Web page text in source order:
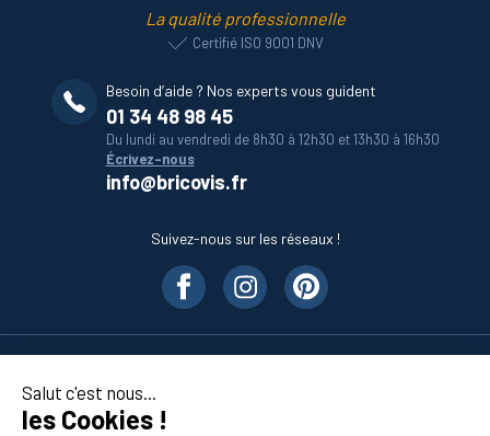
Salut c'est nous...
les Cookies !
La qualité professionnelle
Certifié ISO 9001 DNV
Besoin d’aide ? Nos experts vous guident
01 34 48 98 45
Du lundi au vendredi de 8h30 à 12h30 et 13h30 à 16h30
Écrivez-nous
info@bricovis.fr
Suivez-nous sur les réseaux !
En savoir plus